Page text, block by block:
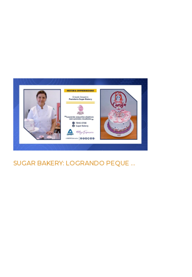
SUGAR BAKERY: LOGRANDO PEQUE ...